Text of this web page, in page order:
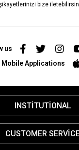
bize
us
Mobile Applications
INSTİTUTİONAL
CUSTOMER